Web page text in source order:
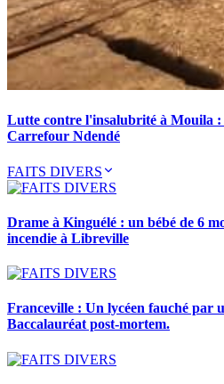
Lutte contre l'insalubrité à Mouila :
Carrefour Ndendé
FAITS DIVERS
Drame à Kinguélé : un bébé de 6
incendie à Libreville
Franceville : Un lycéen fauché par
Baccalauréat post-mortem.